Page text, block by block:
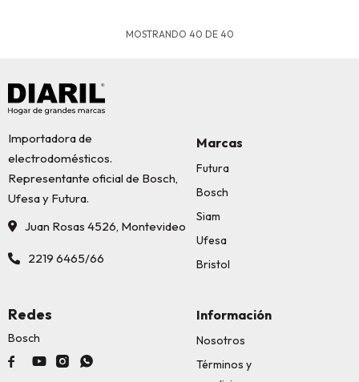
MOSTRANDO 40 DE 40
Importadora de
electrodomésticos.
Representante oficial de Bosch,
Ufesa y Futura.
Juan Rosas 4526, Montevideo
2219 6465/66
Marcas
Futura
Bosch
Siam
Ufesa
Bristol
Información
Nosotros
Términos y
Redes
Bosch
   